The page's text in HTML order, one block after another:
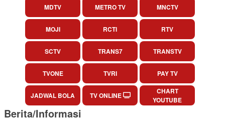
MDTV METRO TV MNCTV
MOJI RCTI RTV
SCTV TRANS7 TRANSTV
TVONE TVRI PAY TV
JADWAL BOLA TV ONLINE
CHART
YOUTUBE
Berita/Informasi